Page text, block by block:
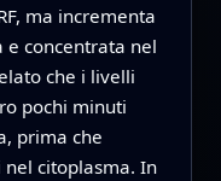
ma incrementa
e concentrata nel
che i livelli
pochi minuti
prima che
citoplasma. In